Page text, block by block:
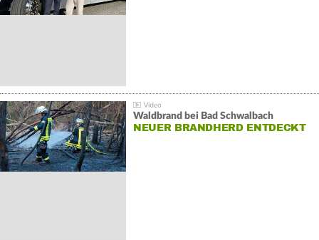
Waldbrand bei Bad Schwalbach
NEUER BRANDHERD ENTDECKT